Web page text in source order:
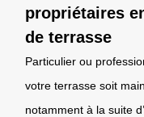
propriétaires
de terrasse
Particulier ou
votre terrasse soit
notamment à la suite